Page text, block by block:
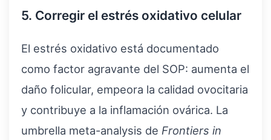
5. Corregir el estrés oxidativo celular
El estrés oxidativo está documentado
como factor agravante del SOP: aumenta el
daño folicular, empeora la calidad ovocitaria
y contribuye a la inflamación ovárica. La
umbrella meta-analysis de Frontiers in